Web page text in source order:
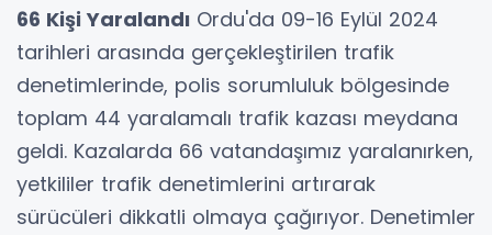
66 Kişi Yaralandı Ordu'da 09-16 Eylül 2024
tarihleri arasında gerçekleştirilen trafik
denetimlerinde, polis sorumluluk bölgesinde
toplam 44 yaralamalı trafik kazası meydana
geldi. Kazalarda 66 vatandaşımız yaralanırken,
yetkililer trafik denetimlerini artırarak
sürücüleri dikkatli olmaya çağırıyor. Denetimler